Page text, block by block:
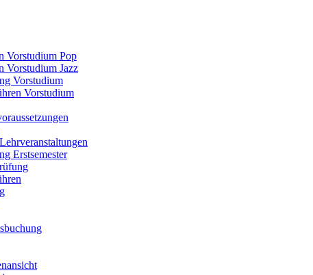
Vorstudium Pop
Vorstudium Jazz
Vorstudium
Vorstudium
Erstsemester